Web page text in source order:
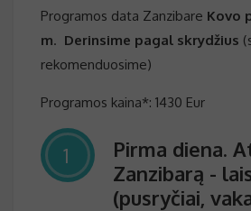
Programos data Zanzibare Kovo
m. Derinsime pagal skrydžius
rekomenduosime)
Programos kaina*: 1430 Eur
1
Pirma diena.
Zanzibarą -
(pusryčiai,